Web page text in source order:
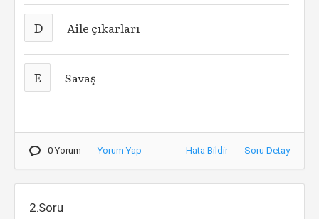
D Aile çıkarları
E Savaş
0 Yorum Yorum Yap Hata Bildir Soru Detay
2.Soru